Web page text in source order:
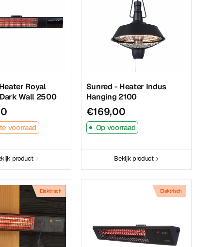
Royal
Wall 2500
voorraad
product
Sunred - Heater Indus
Hanging 2100
€169,00
Op voorraad
Bekijk product
Elektrisch Elektrisch